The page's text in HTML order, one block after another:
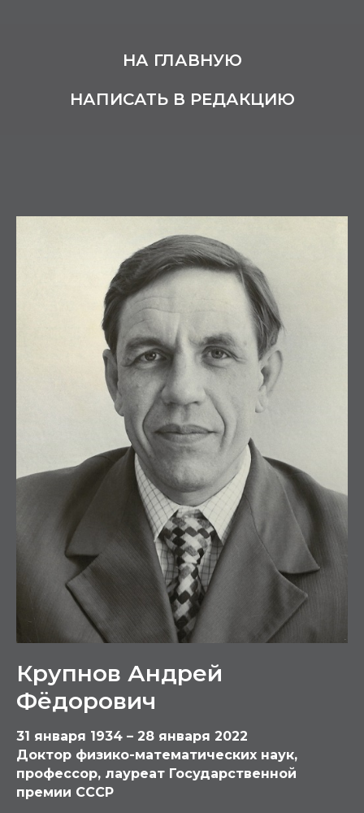
НА ГЛАВНУЮ
НАПИСАТЬ В РЕДАКЦИЮ
Крупнов Андрей
Фёдорович
31 января 1934 – 28 января 2022
Доктор физико-математических наук,
профессор, лауреат Государственной
премии СССР